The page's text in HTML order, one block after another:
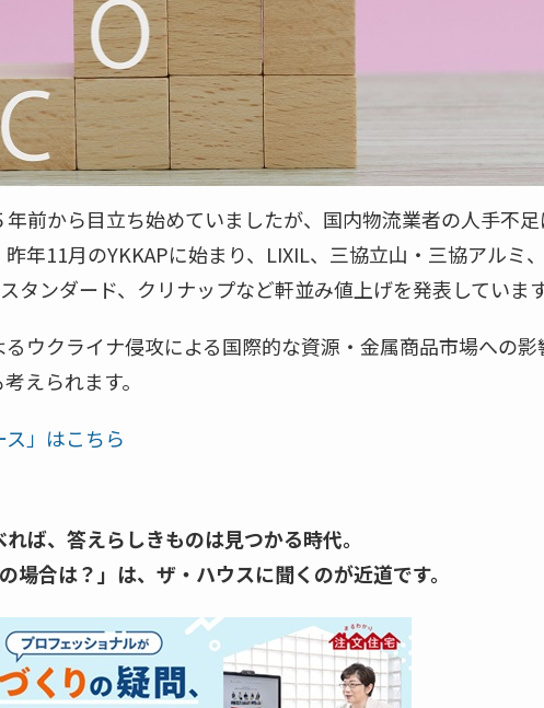
前から目立ち始めていましたが、国内物流業者の人手不
年11月のYKKAPに始まり、LIXIL、三協立山・三協アルミ
タンダード、クリナップなど軒並み値上げを発表しています
ウクライナ侵攻による国際的な資源・金属商品市場への
えられます。
」はこちら
れば、答えらしきものは見つかる時代。
場合は？」は、 ザ・ハウスに聞くのが近道です。